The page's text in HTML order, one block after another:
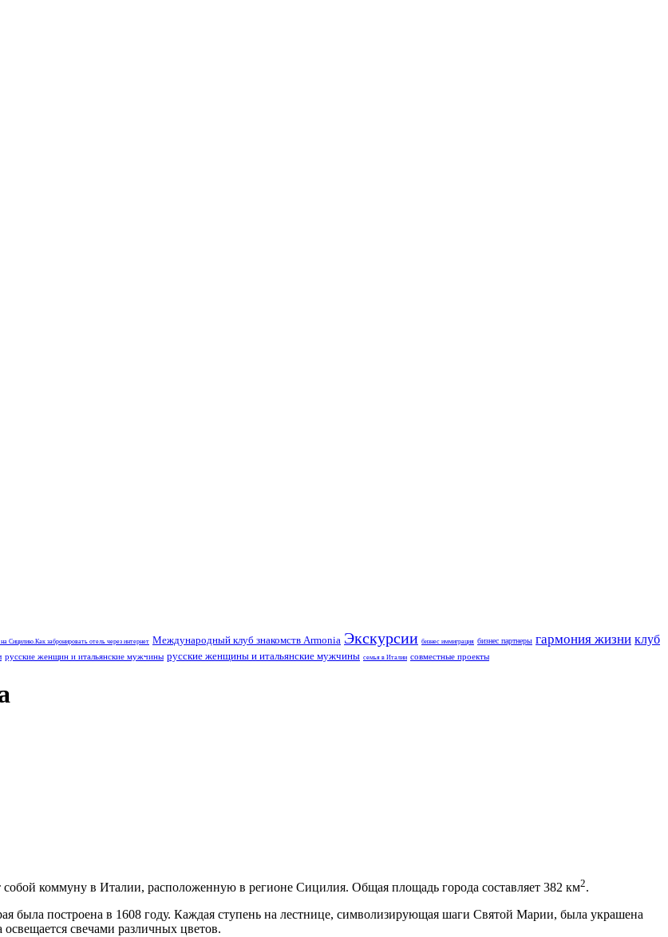
Сицилию.Как забронировать отель через интернет Международный клуб знакомств Armonia Экскурсии бизнес иммиграция бизнес партнеры гармония жизни клуб
русские женщин и итальянские мужчины русские женщины и итальянские мужчины семья в Италии совместные проекты
собой коммуну в Италии, расположенную в регионе Сицилия. Общая площадь города составляет 382 км2.
была построена в 1608 году. Каждая ступень на лестнице, символизирующая шаги Святой Марии, была украшена
свечами различных цветов.